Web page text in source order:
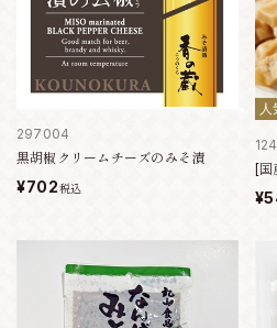
297004
黒胡椒クリームチーズのみそ漬
¥702税込
[国